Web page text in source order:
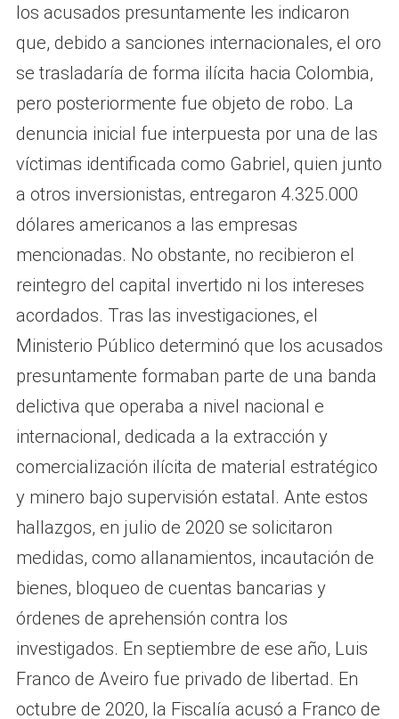
los acusados presuntamente les indicaron
que, debido a sanciones internacionales, el oro
se trasladaría de forma ilícita hacia Colombia,
pero posteriormente fue objeto de robo. La
denuncia inicial fue interpuesta por una de las
víctimas identificada como Gabriel, quien junto
a otros inversionistas, entregaron 4.325.000
dólares americanos a las empresas
mencionadas. No obstante, no recibieron el
reintegro del capital invertido ni los intereses
acordados. Tras las investigaciones, el
Ministerio Público determinó que los acusados
presuntamente formaban parte de una banda
delictiva que operaba a nivel nacional e
internacional, dedicada a la extracción y
comercialización ilícita de material estratégico
y minero bajo supervisión estatal. Ante estos
hallazgos, en julio de 2020 se solicitaron
medidas, como allanamientos, incautación de
bienes, bloqueo de cuentas bancarias y
órdenes de aprehensión contra los
investigados. En septiembre de ese año, Luis
Franco de Aveiro fue privado de libertad. En
octubre de 2020, la Fiscalía acusó a Franco de